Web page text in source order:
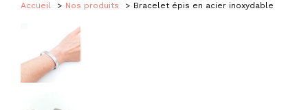
Accueil Nos produits Bracelet épis en acier inoxydable